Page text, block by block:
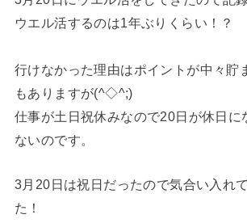
ウエル活するのは1年ぶりくらい！？
行けなかった理由はポイントが中々貯
もありますが(^◇^;)
仕事が土日祝休みなので20日が休日に
ないのです。
3月20日は祝日だったので気合い入れ
た！